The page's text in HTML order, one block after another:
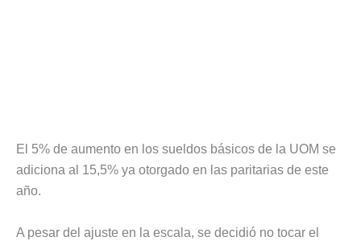
El 5% de aumento en los sueldos básicos de la UOM se
adiciona al 15,5% ya otorgado en las paritarias de este
año.
A pesar del ajuste en la escala, se decidió no tocar el